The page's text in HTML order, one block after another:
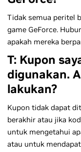
Tidak semua peritel
game GeForce.
apakah mereka
T: Kupon
digunakan.
lakukan?
Kupon tidak dapat
berakhir atau jika
untuk mengetahui
atau untuk